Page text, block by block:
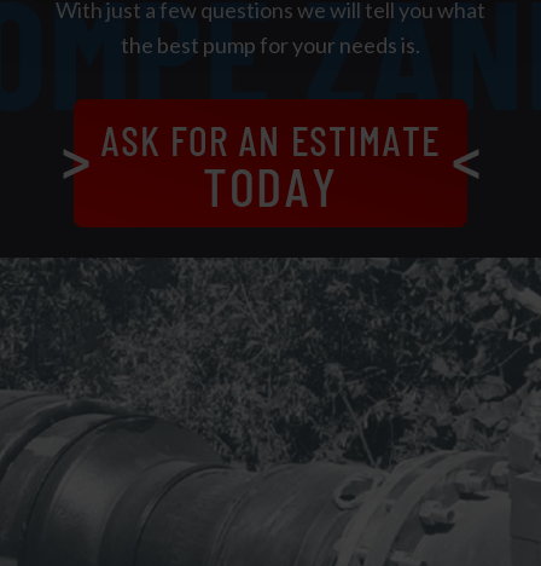
With just a few questions we will tell you what
the best pump for your needs is.